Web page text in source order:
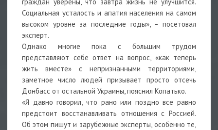
Социальная усталость и апатия населения на самом
высоком уровне за последние годы», – посетовал
эксперт.
Однако многие пока с большим трудом
представляют себе ответ на вопрос, «как теперь
жить вместе» с непризнанными территориями,
заметное число людей призывает просто отсечь
Донбасс от остальной Украины, пояснил Копатько.
«Я давно говорил, что рано или поздно все равно
предстоит восстанавливать отношения с Россией.
Об этом пишут и зарубежные эксперты, особенно те,